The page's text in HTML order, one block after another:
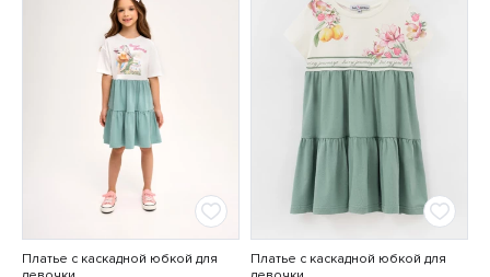
Платье с каскадной юбкой для
Платье с каскадной юбкой для